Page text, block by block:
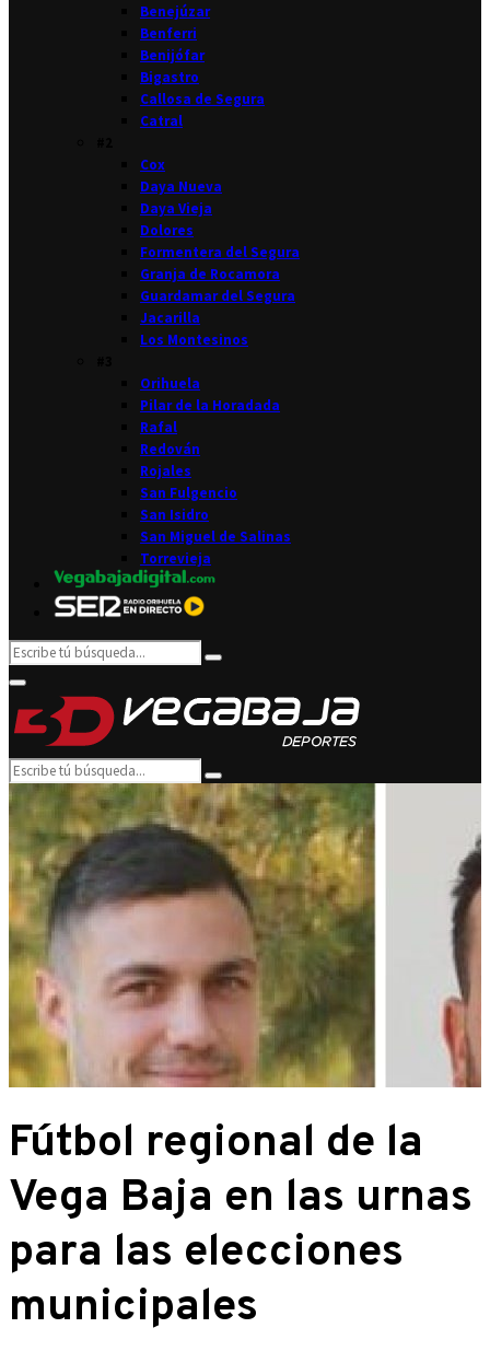
Benejúzar
Benferri
Benijófar
Bigastro
Callosa de Segura
Catral
Cox
Daya Nueva
Daya Vieja
Dolores
Formentera del Segura
Granja de Rocamora
Guardamar del Segura
Jacarilla
Los Montesinos
Orihuela
Pilar de la Horadada
Rafal
Redován
Rojales
San Fulgencio
San Isidro
San Miguel de Salinas
Torrevieja
Search
for:
Search
Primary
Menu
Search
for:
Search
Fútbol regional de la
Vega Baja en las urnas
para las elecciones
municipales